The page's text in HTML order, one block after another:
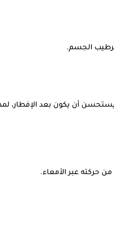
ترطيب الجسم.
أن يكون بعد الإفطار،
حركته عبر الأمعاء.